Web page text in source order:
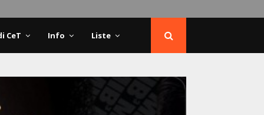
CeT Info Liste